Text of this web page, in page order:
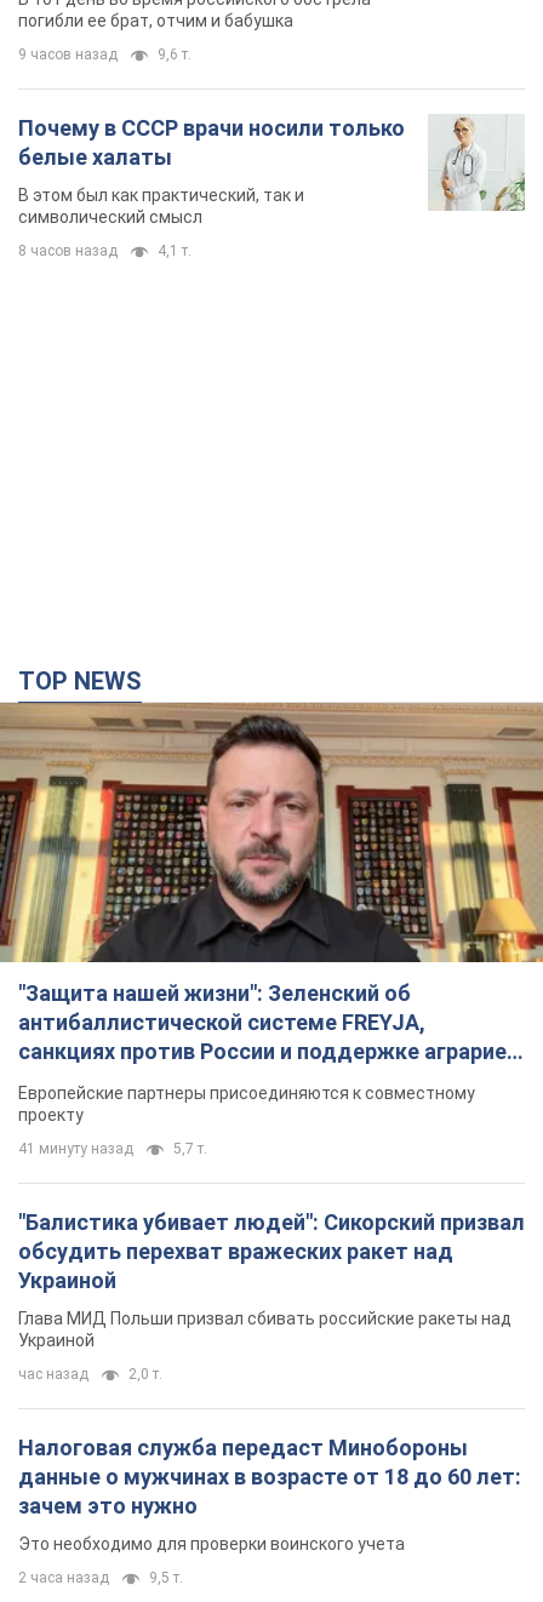
погибли ее брат, отчим и бабушка
9 часов назад 9,6 т.
Почему в СССР врачи носили только
белые халаты
В этом был как практический, так и
символический смысл
8 часов назад 4,1 т.
TOP NEWS
"Защита нашей жизни": Зеленский об
антибаллистической системе FREYJA,
санкциях против России и поддержке аграриев.
Видео
Европейские партнеры присоединяются к совместному
проекту
41 минуту назад 5,7 т.
"Балистика убивает людей": Сикорский призвал
обсудить перехват вражеских ракет над
Украиной
Глава МИД Польши призвал сбивать российские ракеты над
Украиной
час назад 2,0 т.
Налоговая служба передаст Минобороны
данные о мужчинах в возрасте от 18 до 60 лет:
зачем это нужно
Это необходимо для проверки воинского учета
2 часа назад 9,5 т.